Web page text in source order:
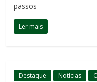
passos
Ler mais
Destaque Notícias